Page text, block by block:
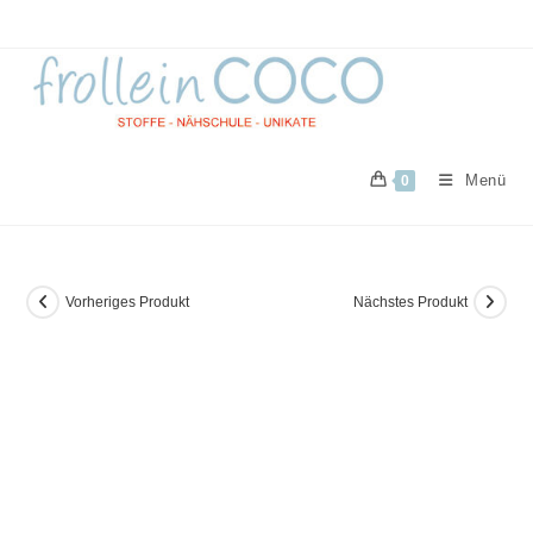
springen
0 Menü
Vorheriges Produkt Nächstes Produkt